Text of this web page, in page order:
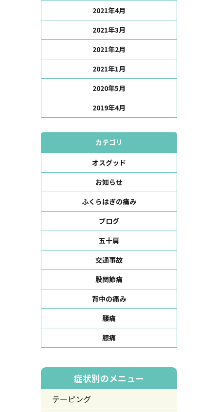
2021年4月
2021年3月
2021年2月
2021年1月
2020年5月
2019年4月
カテゴリ
オスグッド
お知らせ
ふくらはぎの痛み
ブログ
五十肩
交通事故
股関節痛
背中の痛み
腰痛
膝痛
症状別のメニュー
テーピング